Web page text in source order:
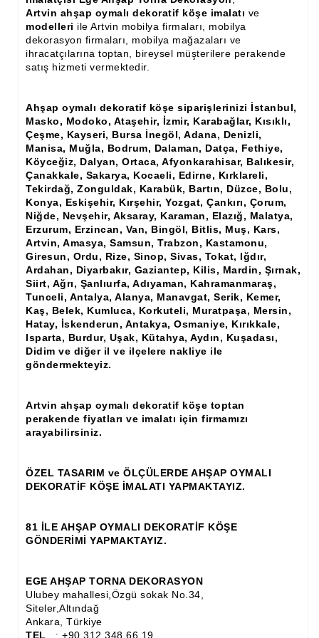
Ham Ahşap Şifonyer İmalatı Modelleri
Ham Ahşap Kitaplık İmalatı, Modelleri
Ham Ahşap Vitrin İmalatı, Modelleri
Ham Ahşap Koltuk İmalatı, Modelleri
Ham Ahşap Josefin Koltuk İskelet İmalatı, Modelleri
Ham Ahşap Ayna Çerçeve İmalatı, Modelleri
Ham Ahşap Dekoratif Ürün İmalatı, Modelleri
El Oyması Ham Ahşap Yatak Başlıkları
Ahşap Aksesuarlar
Ahşap İşlemeli Düz Klapa
Ahşap Merdiven Dikmeleri
Ahşap Panjur ve Menfez
Ahşap Profil Çıta
Ahşap Sütun
Ayons Baskılı Ahşap Çıta Modelleri
Cibinlik
Diğer Ahşap Ürünler
Dekoratif Çıta İmalatı, Modelleri
Artvin ahşap oymalı dekoratif köşe imalatı ve
modelleri ile Artvin mobilya firmaları, mobilya
dekorasyon firmaları, mobilya mağazaları ve
ihracatçılarına toptan, bireysel müşterilere perakende
satış hizmeti vermektedir.
Ahşap oymalı dekoratif köşe siparişlerinizi İstanbul,
Masko, Modoko, Ataşehir, İzmir, Karabağlar, Kısıklı,
Çeşme, Kayseri, Bursa İnegöl, Adana, Denizli,
Manisa, Muğla, Bodrum, Dalaman, Datça, Fethiye,
Köyceğiz, Dalyan, Ortaca, Afyonkarahisar, Balıkesir,
Çanakkale, Sakarya, Kocaeli, Edirne, Kırklareli,
Tekirdağ, Zonguldak, Karabük, Bartın, Düzce, Bolu,
Konya, Eskişehir, Kırşehir, Yozgat, Çankırı, Çorum,
Niğde, Nevşehir, Aksaray, Karaman, Elazığ, Malatya,
Erzurum, Erzincan, Van, Bingöl, Bitlis, Muş, Kars,
Artvin, Amasya, Samsun, Trabzon, Kastamonu,
Giresun, Ordu, Rize, Sinop, Sivas, Tokat, Iğdır,
Ardahan, Diyarbakır, Gaziantep, Kilis, Mardin, Şırnak,
Siirt, Ağrı, Şanlıurfa, Adıyaman, Kahramanmaraş,
Tunceli, Antalya, Alanya, Manavgat, Serik, Kemer,
Kaş, Belek, Kumluca, Korkuteli, Muratpaşa, Mersin,
Hatay, İskenderun, Antakya, Osmaniye, Kırıkkale,
Isparta, Burdur, Uşak, Kütahya, Aydın, Kuşadası,
Didim ve diğer il ve ilçelere nakliye ile
göndermekteyiz.
Artvin ahşap oymalı dekoratif köşe toptan
perakende fiyatları ve imalatı için firmamızı
arayabilirsiniz.
ÖZEL TASARIM ve ÖLÇÜLERDE AHŞAP OYMALI
DEKORATİF KÖŞE İMALATI YAPMAKTAYIZ.
81 İLE AHŞAP OYMALI DEKORATİF KÖŞE
GÖNDERİMİ YAPMAKTAYIZ.
EGE AHŞAP TORNA DEKORASYON
Ulubey mahallesi,Özgü sokak No.34,
Siteler,Altındağ
Ankara, Türkiye
TEL : +90 312 348 66 19